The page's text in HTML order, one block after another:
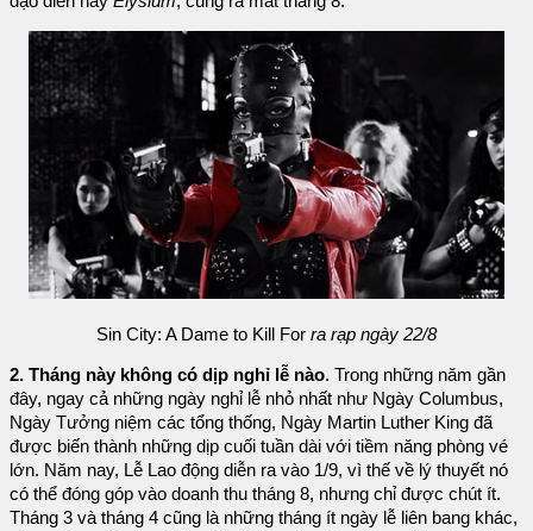
Sin City: A Dame to Kill For ra rạp ngày 22/8
2. Tháng này không có dịp nghỉ lễ nào. Trong những năm gần
đây, ngay cả những ngày nghỉ lễ nhỏ nhất như Ngày Columbus,
Ngày Tưởng niệm các tổng thống, Ngày Martin Luther King đã
được biến thành những dịp cuối tuần dài với tiềm năng phòng vé
lớn. Năm nay, Lễ Lao động diễn ra vào 1/9, vì thế về lý thuyết nó
có thể đóng góp vào doanh thu tháng 8, nhưng chỉ được chút ít.
Tháng 3 và tháng 4 cũng là những tháng ít ngày lễ liên bang khác,